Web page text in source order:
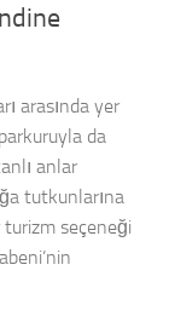
arasında yer
da
anlar
tutkunlarına
seçeneği